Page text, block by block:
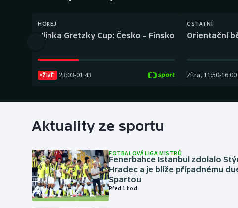
Futsal
Gymnastika
HOKEJ
Hlinka Gretzky Cup: Česko – Finsko
ŽIVĚ 23:03-01:43
OSTATNÍ
Orientační
Zítra, 11:50-16:00
Aktuality ze sportu
FOTBALOVÁ LIGA MISTRŮ
Fenerbahce Istanbul zdolalo
Hradec a je blíže případnému
Spartou
Před 1 hod